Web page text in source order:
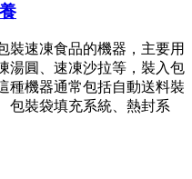
速凍食品的機器，主要用
湯圓、速凍沙拉等，裝入包
種機器通常包括自動送料裝
包裝袋填充系統、熱封系